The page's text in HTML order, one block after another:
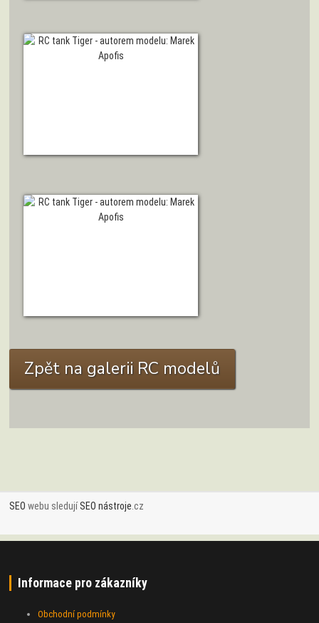
ZOBRAZIT DETAIL
ZOBRAZIT DETAIL
ZOBRAZIT DETAIL
Zpět na galerii RC modelů
SEO webu sledujíSEO nástroje .cz
Informace pro zákazníky
Obchodní podmínky